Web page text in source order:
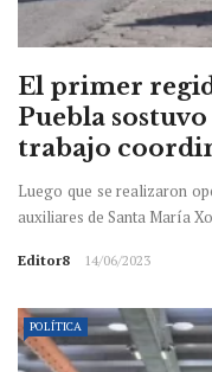
El primer
Puebla
trabajo
Luego que se realizaron
auxiliares de Santa María
Editor8 14/06/2023
POLÍTICA